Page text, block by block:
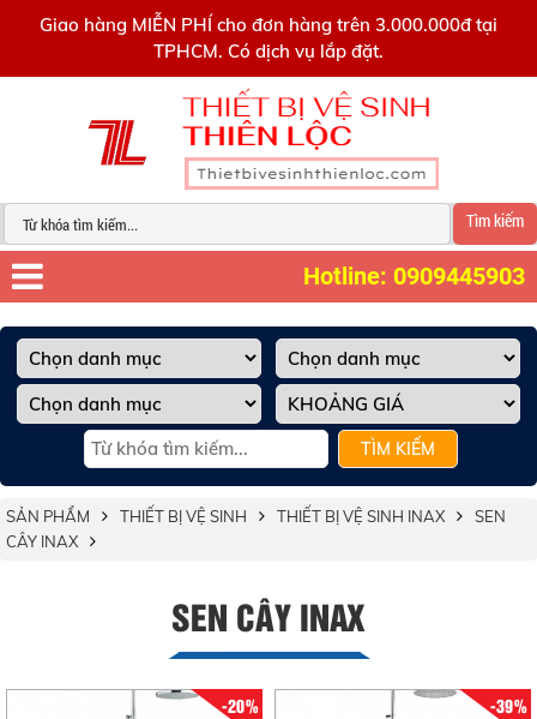
Giao hàng MIỄN PHÍ cho đơn hàng trên 3.000.000đ tại
TPHCM. Có dịch vụ lắp đặt.
Tìm kiếm
Hotline: 0909445903
TÌM KIẾM
SẢN PHẨM THIẾT BỊ VỆ SINH THIẾT BỊ VỆ SINH INAX
SEN
CÂY INAX
SEN CÂY INAX
-20% -39%
0909445903